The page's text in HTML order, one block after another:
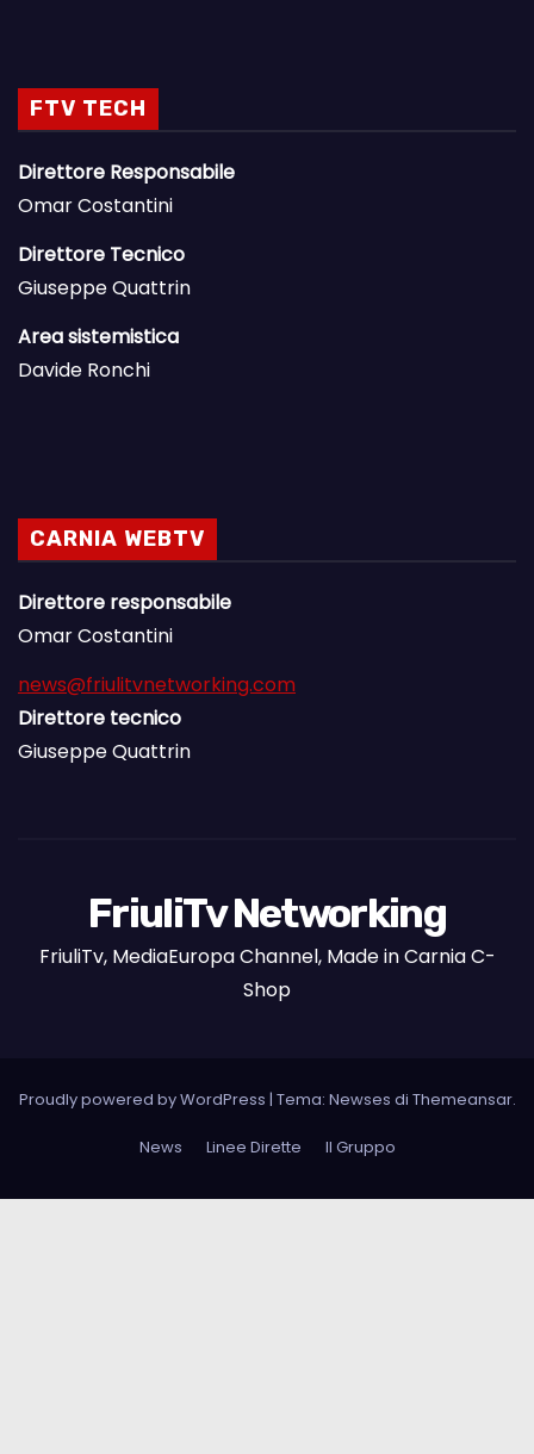
FTV TECH
Direttore Responsabile
Omar Costantini
Direttore Tecnico
Giuseppe Quattrin
Area sistemistica
Davide Ronchi
CARNIA WEBTV
Direttore responsabile
Omar Costantini
news@friulitvnetworking.com
Direttore tecnico
Giuseppe Quattrin
FriuliTv Networking
FriuliTv, MediaEuropa Channel, Made in Carnia C-
Shop
Proudly powered by WordPress | Tema: Newses di Themeansar.
News Linee Dirette Il Gruppo